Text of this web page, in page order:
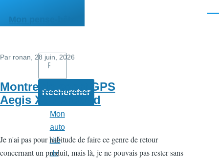
Mon pense-bête
Par ronan , 28 juin, 2026
Montre de sport GPS
Aegis XS / Around
Je n'ai pas pour habitude de faire ce genre de retour
concernant un produit, mais là, je ne pouvais pas rester sans
Rechercher
Mon
auto
rité
de